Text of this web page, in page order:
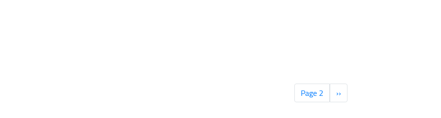
الصفحة
السابقة
‹‹
Page 2